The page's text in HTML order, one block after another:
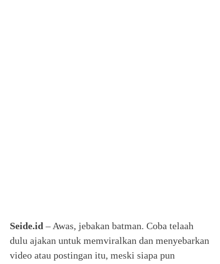
Seide.id – Awas, jebakan batman. Coba telaah
dulu ajakan untuk memviralkan dan menyebarkan
video atau postingan itu, meski siapa pun